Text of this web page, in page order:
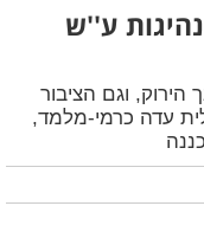
ע''ש
וגם הציבור
עדה כרמי-מלמד,